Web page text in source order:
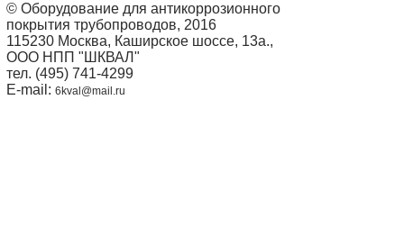
© Оборудование для антикоррозионного
покрытия трубопроводов, 2016
115230 Москва, Каширское шоссе, 13а.,
ООО НПП "ШКВАЛ"
тел. (495) 741-4299
E-mail: 6kval@mail.ru